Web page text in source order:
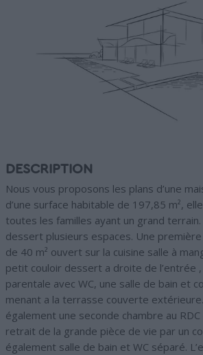
DESCRIPTION
Nous vous proposons les plans d’une
d’une surface habitable de 197,85 m²,
toutes les familles ayant un grand terrain.
dessert plusieurs espaces. Une
de 40 m² ouvert sur la cuisine salle à
petit couloir dessert a droite de l’entrée
parentale avec WC, une salle de bain et
menant a la terrasse couverte
également une seconde chambre au
retrait de la grande pièce de vie par un
également salle de bain et WC séparé.